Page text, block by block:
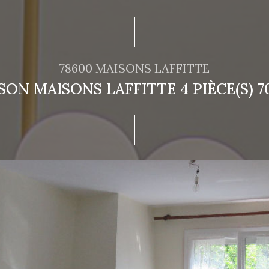
78600 MAISONS LAFFITTE
MAISONS LAFFITTE 4 PIÈCE(S)